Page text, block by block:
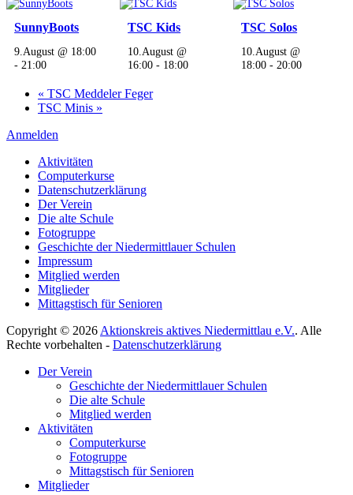
SunnyBoots
9.August @ 18:00
-21:00
TSC Kids
10.August @
16:00 - 18:00
TSC Solos
10.August @
18:00 -20:00
« TSC Meddeler Feger
TSC Minis »
Anmelden
Aktivitäten
Computerkurse
Datenschutzerklärung
Der Verein
Die alte Schule
Fotogruppe
Geschichte der Niedermittlauer Schulen
Impressum
Mitglied werden
Mitglieder
Mittagstisch für Senioren
Copyright © 2026 Aktionskreis aktives Niedermittlau e.V.. Alle
Rechte vorbehalten - Datenschutzerklärung
scrollenDer Verein
Geschichte der Niedermittlauer Schulen
Die alte Schule
Mitglied werden
Aktivitäten
Computerkurse
Fotogruppe
Mittagstisch für Senioren
Mitglieder